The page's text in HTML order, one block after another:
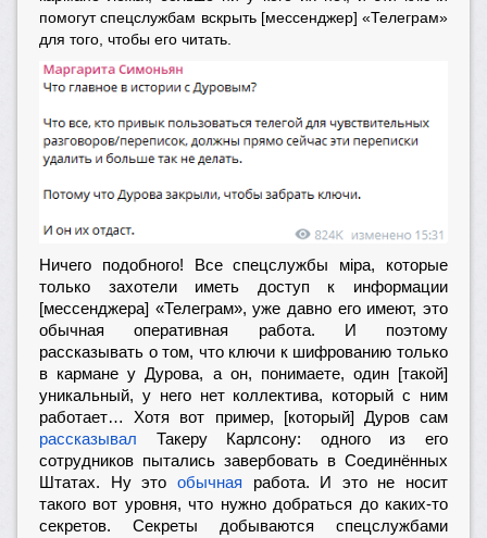
помогут спецслужбам вскрыть [мессенджер] «Телеграм»
для того, чтобы его читать.
Ничего подобного! Все спецслужбы мiра, которые
только захотели иметь доступ к информации
[мессенджера] «Телеграм», уже давно его имеют, это
обычная оперативная работа. И поэтому
рассказывать о том, что ключи к шифрованию только
в кармане у Дурова, а он, понимаете, один [такой]
уникальный, у него нет коллектива, который с ним
работает… Хотя вот пример, [который] Дуров сам
рассказывал Такеру Карлсону: одного из его
сотрудников пытались завербовать в Соединённых
Штатах. Ну это обычная работа. И это не носит
такого вот уровня, что нужно добраться до каких-то
секретов. Секреты добываются спецслужбами